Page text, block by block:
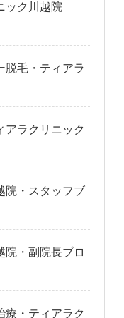
ック川越院
脱毛・ティアラ
アラクリニック
院・スタッフブ
院・副院長ブロ
療・ティアラク